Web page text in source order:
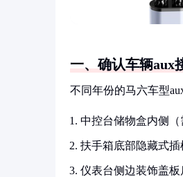
一、确认车辆aux
不同年份的马六车型
中控台储物盒内侧（
扶手箱底部隐藏式插
仪表台侧边装饰盖板